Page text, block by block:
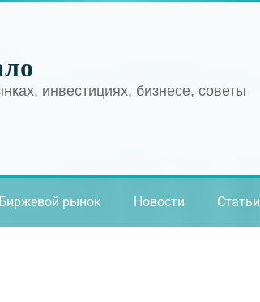
инвестициях, бизнесе, советы
Биржевой рынок Новости Статьи